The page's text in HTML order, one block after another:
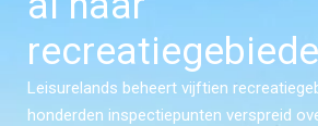
Leisurelands beheert vijftien
honderden inspectiepunten verspreid